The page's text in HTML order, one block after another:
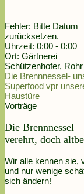
Fehler: Bitte Datum
zurücksetzen.
Uhrzeit: 0:00 - 0:00
Ort: Gärtnerei
Schützenhofer, Rohr
Die Brennnessel-
Superfood vpr
Haustüre
Vorträge
Die Brennnessel
verehrt, doch
Wir alle kennen sie,
und nur wenige
sich ändern!